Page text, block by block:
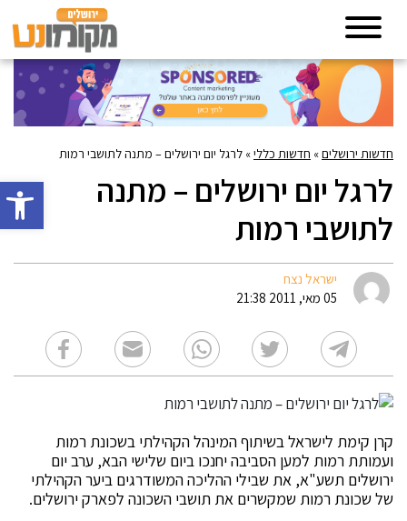
פתח
חדשות ירושלים» חדשות כללי» לרגל יום ירושלים – מתנה לתושבי רמות
לרגל יום ירושלים – מתנה
לתושבי רמות
ישראל נצח
05 מאי, 2011 21:38
קרן קימת לישראל בשיתוף המינהל הקהילתי בשכונת רמות
ועמותת רמות למען הסביבה יחנכו ביום שלישי הבא, ערב יום
ירושלים תשע"א, את שבילי ההליכה המשודרגים ביער הקהילתי
של שכונת רמות שמקשרים את תושבי השכונה לפארק ירושלים.